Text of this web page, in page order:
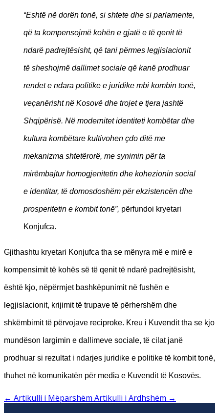
“Është në dorën tonë, si shtete dhe si parlamente,
që ta kompensojmë kohën e gjatë e të qenit të
ndarë padrejtësisht, që tani përmes legjislacionit
të sheshojmë dallimet sociale që kanë prodhuar
rendet e ndara politike e juridike mbi kombin tonë,
veçanërisht në Kosovë dhe trojet e tjera jashtë
Shqipërisë. Në modernitet identiteti kombëtar dhe
kultura kombëtare kultivohen çdo ditë me
mekanizma shtetërorë, me synimin për ta
mirëmbajtur homogjenitetin dhe kohezionin social
e identitar, të domosdoshëm për ekzistencën dhe
prosperitetin e kombit tonë”, përfundoi kryetari
Konjufca.​
Gjithashtu kryetari Konjufca tha se mënyra më e mirë e
kompensimit të kohës së të qenit të ndarë padrejtësisht,
është kjo, nëpërmjet bashkëpunimit në fushën e
legjislacionit, krijimit të trupave të përhershëm dhe
shkëmbimit të përvojave reciproke. Kreu i Kuvendit tha se kjo
mundëson largimin e dallimeve sociale, të cilat janë
prodhuar si rezultat i ndarjes juridike e politike të kombit tonë,
thuhet në komunikatën për media e Kuvendit të Kosovës.
← Artikulli i Mëparshëm Artikulli i Ardhshëm →